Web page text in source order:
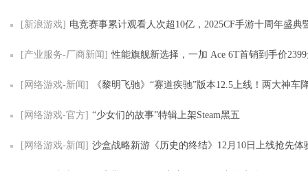
[新浪游戏] 电竞赛事累计观看人次超10亿，2025CF手游十周年盛典暨CFML秋季赛
[产业服务-厂商新闻] 性能旗舰新选择，一加 Ace 6T首销到手价
[网络游戏-新闻] 《黎明飞驰》“赛道疾驰”版本12.5上线！两大神车降临，五大传
[网络游戏-官方] “少女们的故事”特辑上架Steam黑五
[网络游戏-新闻] 沙盒战略新游《历史的终结》12月10日上线抢先体